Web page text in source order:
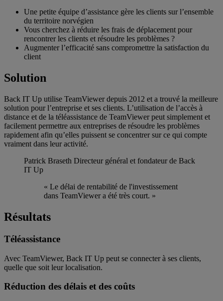
Une petite équipe d’assistance gère les clients sur l’ensemble
du territoire norvégien
Vous cherchez à réduire les frais de déplacement pour
rencontrer les clients et résoudre les problèmes ?
Augmenter l’efficacité sans compromettre la satisfaction du
client
Solution
Back IT Up utilise TeamViewer depuis 2012 et a trouvé la meilleure
solution pour l’entreprise et ses clients. L’utilisation de l’accès à
distance et de la téléassistance de TeamViewer peut simplement et
facilement permettre aux entreprises de résoudre les problèmes
rapidement afin qu’elles puissent se concentrer sur ce qui compte
vraiment dans leur activité.
Patrick Braseth Directeur général et fondateur de Back
IT Up
« Le délai de rentabilité de l'investissement
dans TeamViewer a été très court. »
Résultats
Téléassistance
Avec TeamViewer, Back IT Up peut se connecter à ses clients,
quelle que soit leur localisation.
Réduction des délais et des coûts